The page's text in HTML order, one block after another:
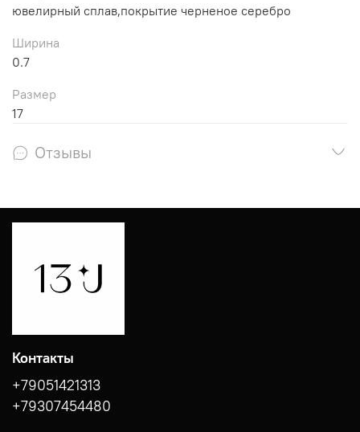
ювелирный сплав,покрытие черненое серебро
Ширина
0.7
Размер
17
Отзывы
Контакты
+79051421313
+79307454480